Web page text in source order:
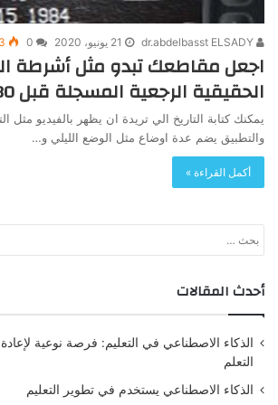
21 يونيو، 2020 0
اجعل مقاطعك تبدو مثل أشرطة
الحقيقية الرجعية المسجلة قبل 30 عامًا
يمكنك كتابة التاريخ الي تريدة ان يظهر بالفيديو مثل
والتطبيق يضم عدة اوضاع مثل الوضع الليلي و…
أكمل القراءة »
أحدث المقالات
الذكاء الاصطناعي في التعليم: فرصة نوعية
التعلم
الذكاء الاصطناعي يستخدم في تطوير التعليم